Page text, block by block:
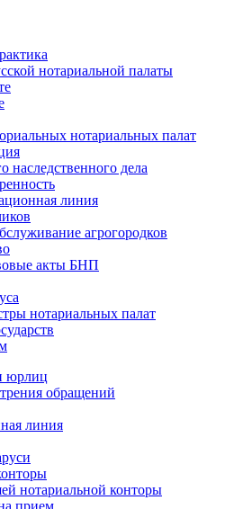
нотариальной палаты
нотариальных палат
наследственного дела
линия
агрогородков
акты БНП
нотариальных палат
юрлиц
обращений
линия
нотариальной конторы
прием